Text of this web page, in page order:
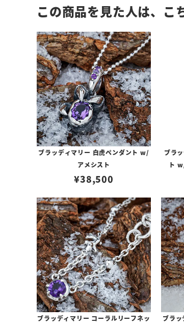
この商品を見た人は、こ
ブラッディマリー 白虎ペンダント w/
アメシスト
¥38,500
ブラ
ト
ブラッディマリー コーラルリーフネッ
ブラ